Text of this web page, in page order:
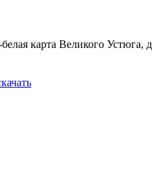
карта Великого Устюга,